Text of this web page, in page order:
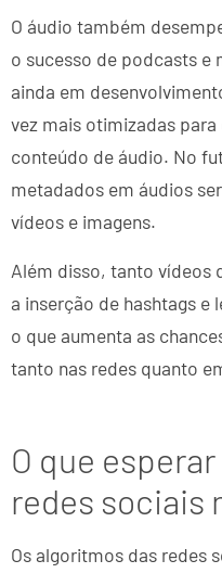
O áudio também
o sucesso de podcasts e
ainda em
vez mais otimizadas
conteúdo de áudio. No
metadados em áudios
vídeos e imagens.
Além disso, tanto vídeos
a inserção de hashtags e
o que aumenta as
tanto nas redes quanto
O que
redes sociais
Os algoritmos das redes